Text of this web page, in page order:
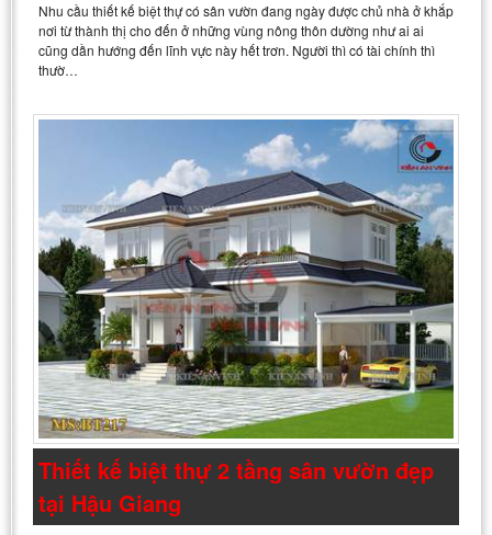
Nhu cầu thiết kế biệt thự có sân vườn đang ngày được chủ nhà ở khắp
nơi từ thành thị cho đến ở những vùng nông thôn dường như ai ai
cũng dần hướng đến lĩnh vực này hết trơn. Người thì có tài chính thì
thườ…
Thiết kế biệt thự 2 tầng sân vườn đẹp
tại Hậu Giang